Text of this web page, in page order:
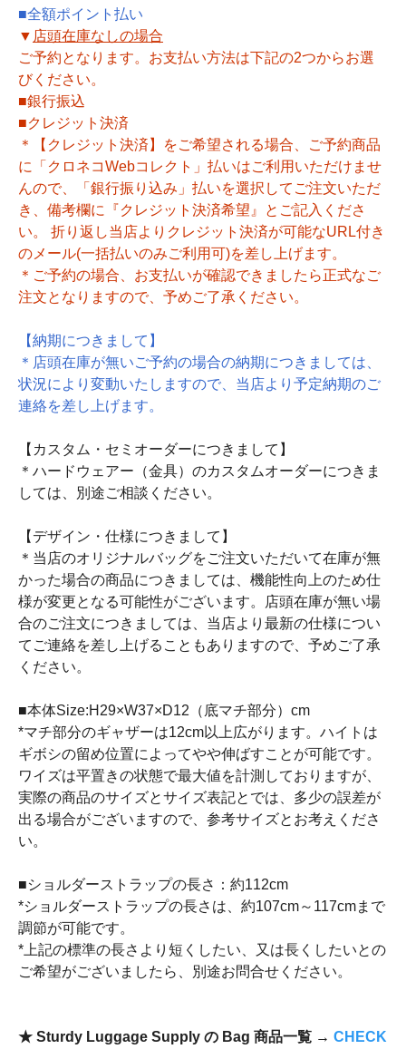
■全額ポイント払い
▼ 店頭在庫なしの場合
ご予約となります。お支払い方法は下記の2つからお選
びください。
■銀行振込
■クレジット決済
＊【クレジット決済】をご希望される場合、ご予約商品
に「クロネコWebコレクト」払いはご利用いただけませ
んので、「銀行振り込み」払いを選択してご注文いただ
き、備考欄に『クレジット決済希望』とご記入くださ
い。 折り返し当店よりクレジット決済が可能なURL付き
のメール(一括払いのみご利用可)を差し上げます。
＊ご予約の場合、お支払いが確認できましたら正式なご
注文となりますので、予めご了承ください。
【納期につきまして】
＊店頭在庫が無いご予約の場合の納期につきましては、
状況により変動いたしますので、当店より予定納期のご
連絡を差し上げます。
【カスタム・セミオーダーにつきまして】
＊ハードウェアー（金具）のカスタムオーダーにつきま
しては、別途ご相談ください。
【デザイン・仕様につきまして】
＊当店のオリジナルバッグをご注文いただいて在庫が無
かった場合の商品につきましては、機能性向上のため仕
様が変更となる可能性がございます。店頭在庫が無い場
合のご注文につきましては、当店より最新の仕様につい
てご連絡を差し上げることもありますので、予めご了承
ください。
■本体Size:H29×W37×D12（底マチ部分）cm
*マチ部分のギャザーは12cm以上広がります。ハイトは
ギボシの留め位置によってやや伸ばすことが可能です。
ワイズは平置きの状態で最大値を計測しておりますが、
実際の商品のサイズとサイズ表記とでは、多少の誤差が
出る場合がございますので、参考サイズとお考えくださ
い。
■ショルダーストラップの長さ：約112cm
*ショルダーストラップの長さは、約107cm～117cmまで
調節が可能です。
*上記の標準の長さより短くしたい、又は長くしたいとの
ご希望がございましたら、別途お問合せください。
★ Sturdy Luggage Supply の Bag 商品一覧 → CHECK